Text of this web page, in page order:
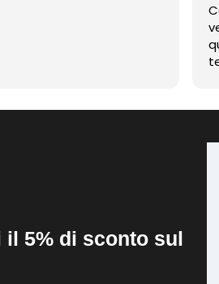
5% di sconto sul